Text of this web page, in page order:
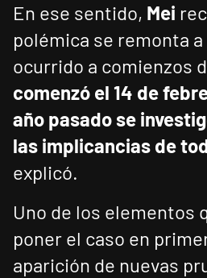
En ese sentido, Mei
polémica se remonta
ocurrido a comienzos
comenzó el 14 de
año pasado se
las implicancias de
explicó.
Uno de los elementos
poner el caso en
aparición de nuevas